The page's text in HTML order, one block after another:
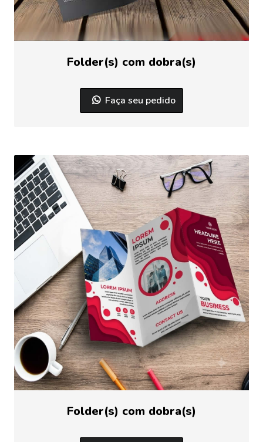
Folder(s) com dobra(s)
Faça seu pedido
Folder(s) com dobra(s)